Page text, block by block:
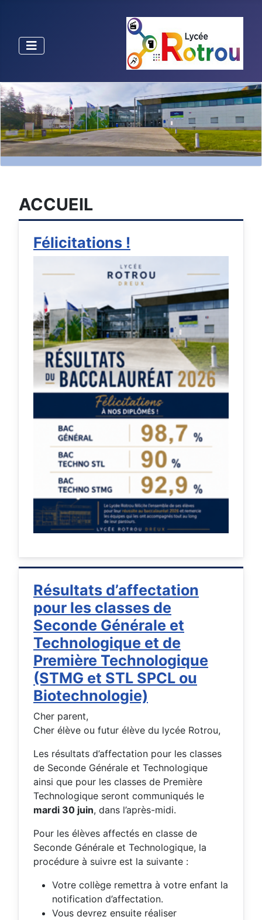
ACCUEIL
Félicitations !
Résultats d’affectation
pour les classes de
Seconde Générale et
Technologique et de
Première Technologique
(STMG et STL SPCL ou
Biotechnologie)
Cher parent,
Cher élève ou futur élève du lycée Rotrou,
Les résultats d’affectation pour les classes
de Seconde Générale et Technologique
ainsi que pour les classes de Première
Technologique seront communiqués le
mardi 30 juin, dans l’après-midi.
Pour les élèves affectés en classe de
Seconde Générale et Technologique, la
procédure à suivre est la suivante :
Votre collège remettra à votre enfant la
notification d’affectation.
Vous devrez ensuite réaliser